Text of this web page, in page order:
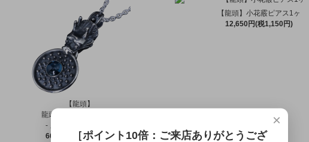
【龍頭】
龍頭×霰ラウンドトップ
- メンズ ペンダント -
66,000円(税6,000円)
【龍頭】小花霰ピアス1ヶ
12,650円(税1,150円)
×
［ポイント10倍：ご来店ありがとうござ